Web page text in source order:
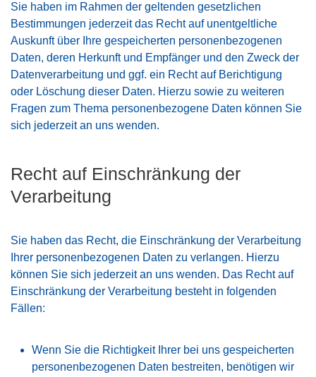
Sie haben im Rahmen der geltenden gesetzlichen
Bestimmungen jederzeit das Recht auf unentgeltliche
Auskunft über Ihre gespeicherten personenbezogenen
Daten, deren Herkunft und Empfänger und den Zweck der
Datenverarbeitung und ggf. ein Recht auf Berichtigung
oder Löschung dieser Daten. Hierzu sowie zu weiteren
Fragen zum Thema personenbezogene Daten können Sie
sich jederzeit an uns wenden.
Recht auf Einschränkung der
Verarbeitung
Sie haben das Recht, die Einschränkung der Verarbeitung
Ihrer personenbezogenen Daten zu verlangen. Hierzu
können Sie sich jederzeit an uns wenden. Das Recht auf
Einschränkung der Verarbeitung besteht in folgenden
Fällen:
Wenn Sie die Richtigkeit Ihrer bei uns gespeicherten
personenbezogenen Daten bestreiten, benötigen wir